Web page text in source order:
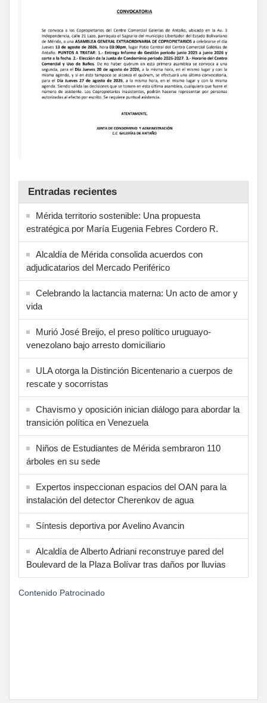
Entradas recientes
Mérida territorio sostenible: Una propuesta
estratégica por María Eugenia Febres Cordero R.
Alcaldía de Mérida consolida acuerdos con
adjudicatarios del Mercado Periférico
Celebrando la lactancia materna: Un acto de amor y
vida
Murió José Breijo, el preso político uruguayo-
venezolano bajo arresto domiciliario
ULA otorga la Distinción Bicentenario a cuerpos de
rescate y socorristas
Chavismo y oposición inician diálogo para abordar la
transición política en Venezuela
Niños de Estudiantes de Mérida sembraron 110
árboles en su sede
Expertos inspeccionan espacios del OAN para la
instalación del detector Cherenkov de agua
Síntesis deportiva por Avelino Avancin
Alcaldía de Alberto Adriani reconstruye pared del
Boulevard de la Plaza Bolívar tras daños por lluvias
Contenido Patrocinado